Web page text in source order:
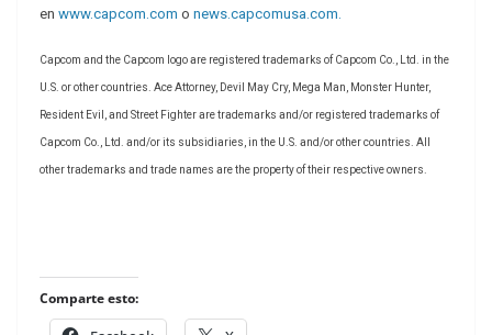
en www.capcom.com o news.capcomusa.com.
Capcom and the Capcom logo are registered trademarks of Capcom Co., Ltd. in the
U.S. or other countries. Ace Attorney, Devil May Cry, Mega Man, Monster Hunter,
Resident Evil, and Street Fighter are trademarks and/or registered trademarks of
Capcom Co., Ltd. and/or its subsidiaries, in the U.S. and/or other countries. All
other trademarks and trade names are the property of their respective owners.
Comparte esto: